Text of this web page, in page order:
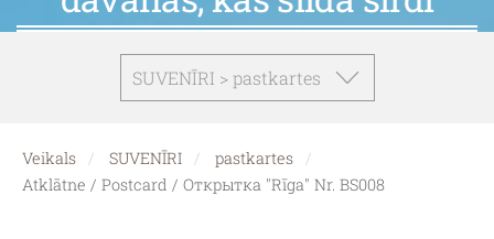
SUVENĪRI > pastkartes
Veikals SUVENĪRI
pastkartes
Atklātne / Postcard / Открытка "Rīga" Nr. BS008